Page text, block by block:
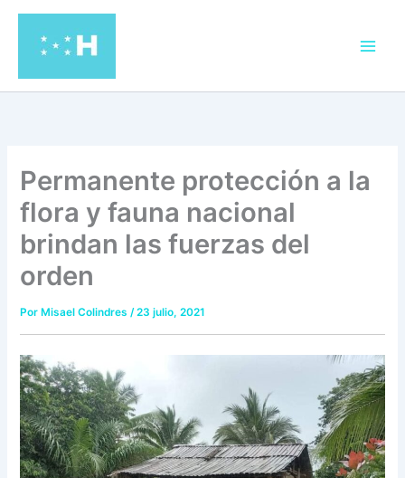
contenido
Permanente protección a la
flora y fauna nacional
brindan las fuerzas del
orden
Por Misael Colindres/23 julio, 2021